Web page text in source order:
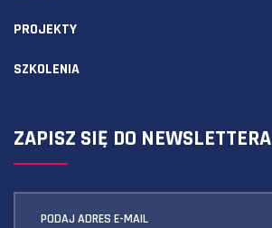
PROJEKTY
SZKOLENIA
ZAPISZ SIĘ DO NEWSLETTERA
PODAJ ADRES E-MAIL